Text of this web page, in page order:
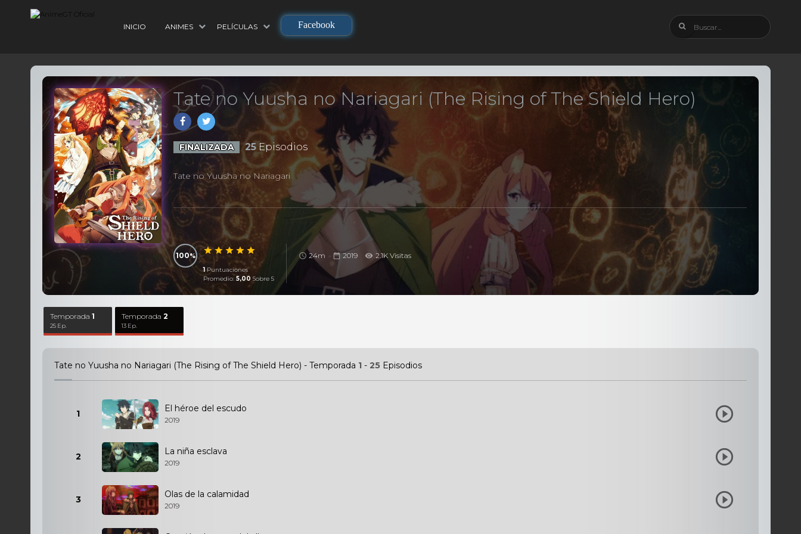
INICIO ANIMES PELÍCULAS Facebook
Tate no Yuusha no Nariagari (The Rising of The Shield Hero)
FINALIZADA 25Episodios
Tate no Yuusha no Nariagari
100
1Puntuaciones
Promedio: 5,00 Sobre 5
24m 2019 2.1K Visitas
Temporada1
25 Ep.
Temporada2
13 Ep.
Tate no Yuusha no Nariagari (The Rising of The Shield Hero) - Temporada 1 - 25 Episodios
1 El héroe del escudo
2019
2 La niña esclava
2019
3 Olas de la calamidad
2019